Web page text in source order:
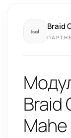
Braid
Braid
Mahe